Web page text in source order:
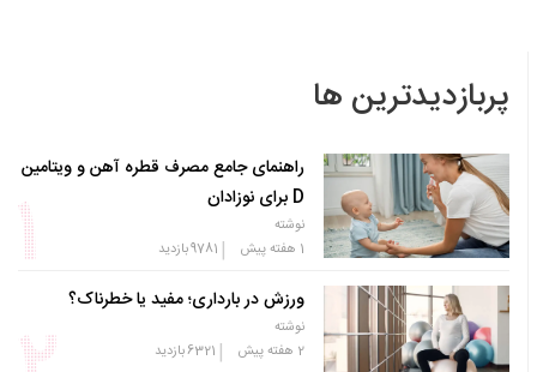
پربازدیدترین ها
راهنمای جامع مصرف قطره آهن و ویتامین
D برای نوزادان
نوشته
1 هفته پیش
|
9781بازدید
ورزش در بارداری؛ مفید یا خطرناک؟
نوشته
2 هفته پیش
|
6321بازدید